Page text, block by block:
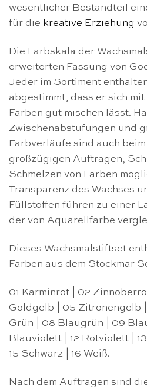
wesentlicher Bestandteil
für die kreative Erziehung
Die Farbskala der
erweiterten Fassung von
Jeder im Sortiment
abgestimmt, dass er sich
Farben gut mischen lässt.
Zwischenabstufungen und
Farbverläufe sind auch
großzügigen Auftragen,
Schmelzen von Farben
Transparenz des Wachses
Füllstoffen führen zu einer
der von Aquarellfarbe
Dieses Wachsmalstiftset
Farben aus dem Stockmar
01 Karminrot | 02
Goldgelb | 05 Zitronengelb
Grün | 08 Blaugrün | 09
Blauviolett | 12 Rotviolett |
15 Schwarz | 16 Weiß.
Nach dem Auftragen sind